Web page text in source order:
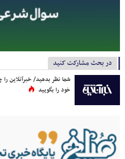
در بحث مشارکت کنید
شما نظر بدهید/ خبرآنلاین را
خود را بگویید